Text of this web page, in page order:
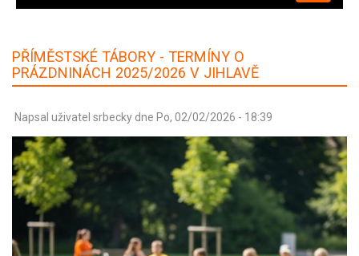
PŘÍMĚSTSKÉ TÁBORY - TERMÍNY O
PRÁZDNINÁCH 2025/2026 V JIHLAVĚ
Napsal uživatel srbecky dne Po, 02/02/2026 - 18:39